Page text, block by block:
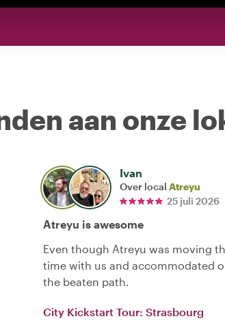
aan onze
Ivan
Over local Atreyu
25 juli 2026
Atreyu is awesome
Even though Atreyu was moving
time with us and accommodated
the beaten path.
City Kickstart Tour: Strasbourg